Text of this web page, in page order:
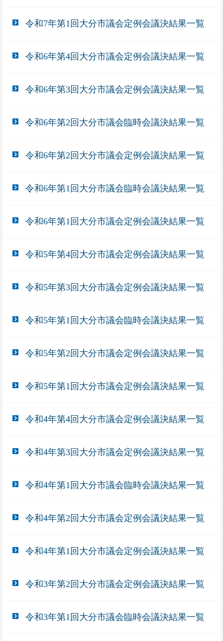
令和7年第1回大分市議会定例会議決結果一覧
令和6年第4回大分市議会定例会議決結果一覧
令和6年第3回大分市議会定例会議決結果一覧
令和6年第2回大分市議会臨時会議決結果一覧
令和6年第2回大分市議会定例会議決結果一覧
令和6年第1回大分市議会臨時会議決結果一覧
令和6年第1回大分市議会定例会議決結果一覧
令和5年第4回大分市議会定例会議決結果一覧
令和5年第3回大分市議会定例会議決結果一覧
令和5年第1回大分市議会臨時会議決結果一覧
令和5年第2回大分市議会定例会議決結果一覧
令和5年第1回大分市議会定例会議決結果一覧
令和4年第4回大分市議会定例会議決結果一覧
令和4年第3回大分市議会定例会議決結果一覧
令和4年第1回大分市議会臨時会議決結果一覧
令和4年第2回大分市議会定例会議決結果一覧
令和4年第1回大分市議会定例会議決結果一覧
令和3年第2回大分市議会定例会議決結果一覧
令和3年第1回大分市議会臨時会議決結果一覧